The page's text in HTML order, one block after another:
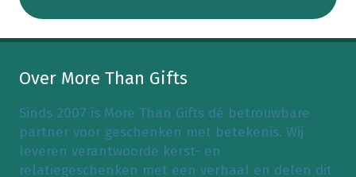
Over More Than Gifts
Sinds 2007 is More Than Gifts dé betrouwbare
partner voor geschenken met betekenis. Wij
leveren verantwoorde kerst- en
relatiegeschenken met een verhaal en delen dit